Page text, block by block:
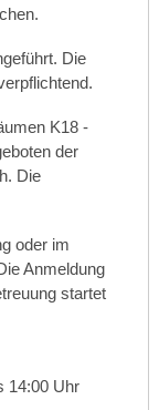
Die
K18 -
der
Die
oder im
Anmeldung
startet
14:00 Uhr